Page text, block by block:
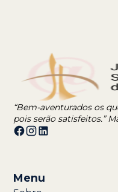
“Bem-aventurados os
pois serão satisfeitos.”
Menu